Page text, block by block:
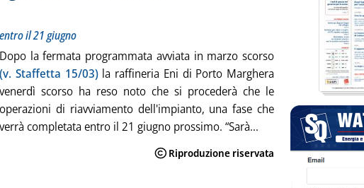
il 21 giugno
Dopo la fermata programmata avviata in marzo scorso
(v. Staffetta 15/03)la raffineria Eni di Porto Marghera
venerdì scorso ha reso noto che si procederà che le
operazioni di riavviamento dell'impianto, una fase che
verrà completata entro il 21 giugno prossimo. “Sarà...